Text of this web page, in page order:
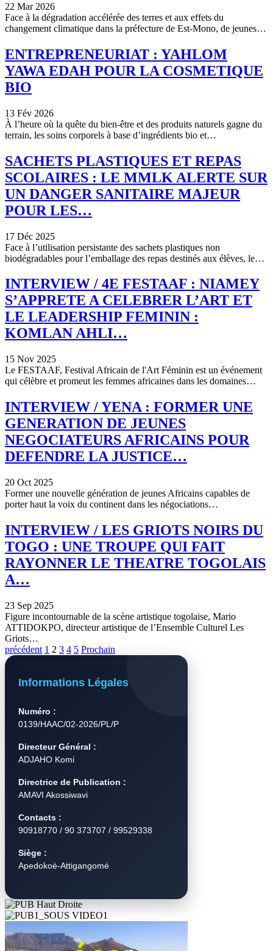
22 Mar 2026
Face à la dégradation accélérée des terres et aux effets du
changement climatique dans la préfecture de Est-Mono, de jeunes…
ENTREPRENEURIAT : YAHLOM
YAWA EDAH POUR LA COSMETIQUE
BIO
13 Fév 2026
À l’heure où la quête du bien-être et des produits naturels gagne du
terrain, les soins corporels à base d’ingrédients bio et…
SACHETS PLASTIQUES ET REPAS
SCOLAIRES : LE MMLK ALERTE SUR
UN DANGER SANITAIRE MAJEUR
POUR LES…
17 Déc 2025
Face à l’utilisation persistante des sachets plastiques non
biodégradables pour l’emballage des repas destinés aux élèves, le…
INTERVIEW / 4E FESTAAF : NIAMEY
S’APPRETE A CELEBRER L’ART ET
LE LEADERSHIP FEMININ :
KOMLAN AHLI…
15 Nov 2025
Le FESTAAF, Festival Africain de l'Art Féminin est un événement
qui célèbre et promeut les femmes africaines dans les domaines…
INTERVIEW / YENA : FORMER UNE
GENERATION DE JEUNES
NEGOCIATEURS AFRICAINS POUR
DEFENDRE LA JUSTICE…
20 Oct 2025
Former une nouvelle génération de jeunes Africains capables de
porter haut la voix du continent dans les négociations…
INTERVIEW / LES GRIOTS NOIRS DU
TOGO : UNE TROUPE QUI FAIT
RAYONNER LE THEATRE TOGOLAIS
A…
23 Sep 2025
Figure incontournable de la scène artistique togolaise, Mario
ATTIDOKPO, directeur artistique de l’Ensemble Culturel Les
Griots…
précédent 1 2 3 4 5 Prochain
Informations Légales
Numéro :
0139/HAAC/02-2026/PL/P
Directeur Général :
ADJAHO Komi
Directrice de Publication :
AMAVI Akossiwavi
Contacts :
90918770 / 90 373707 / 99529338
Siège :
Apedokoè-Attigangomé